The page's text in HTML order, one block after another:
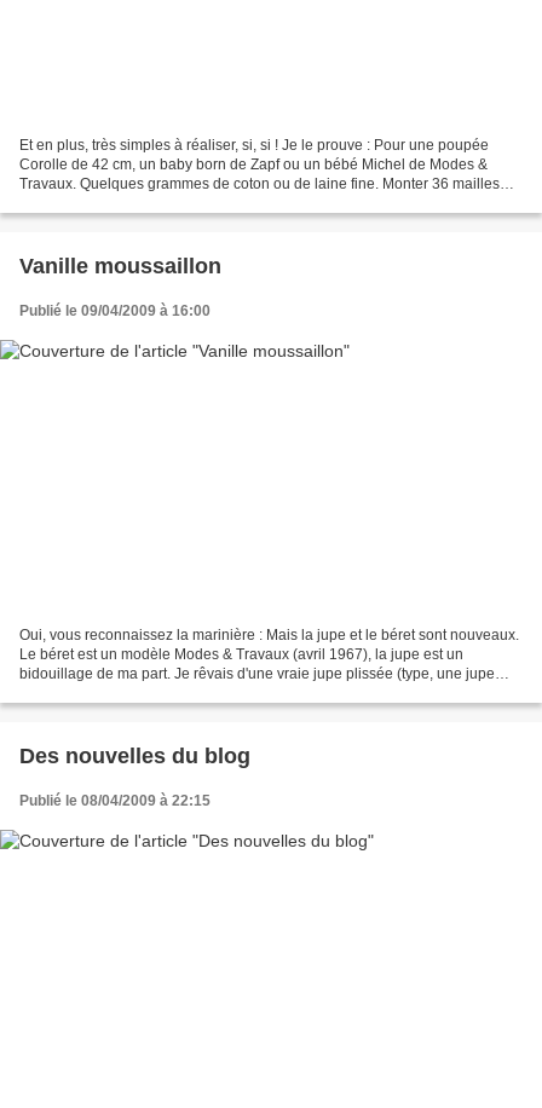
Et en plus, très simples à réaliser, si, si ! Je le prouve : Pour une poupée
Corolle de 42 cm, un baby born de Zapf ou un bébé Michel de Modes &
Travaux. Quelques grammes de coton ou de laine fine. Monter 36 mailles
Vanille moussaillon
Publié le 09/04/2009 à 16:00
Oui, vous reconnaissez la marinière : Mais la jupe et le béret sont nouveaux.
Le béret est un modèle Modes & Travaux (avril 1967), la jupe est un
bidouillage de ma part. Je rêvais d'une vraie jupe plissée (type, une jupe
Des nouvelles du blog
Publié le 08/04/2009 à 22:15